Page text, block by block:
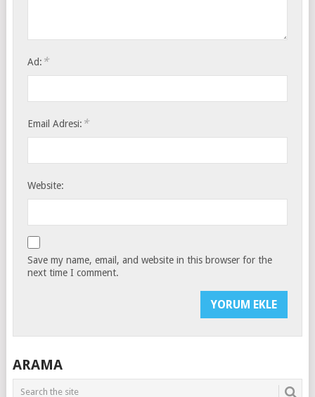
Ad: *
Email Adresi: *
Website:
Save my name, email, and website in this browser for the
next time I comment.
ARAMA